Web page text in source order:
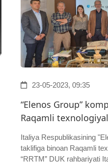
23-05-2023, 09:35
“Elenos Group”
Raqamli
Italiya Respublikasining
taklifiga binoan Raqamli
“RRTM” DUK rahbariyati